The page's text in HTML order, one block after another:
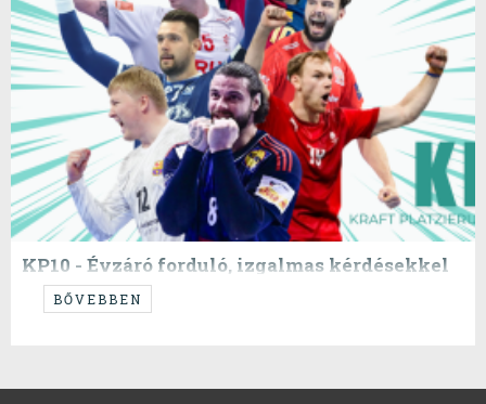
KP10 - Évzáró forduló, izgalmas kérdésekkel
BŐVEBBEN